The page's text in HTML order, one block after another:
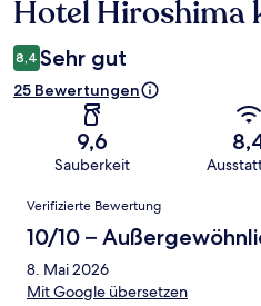
Hotel Hiroshima
8,4 Sehr gut
25 Bewertungen
9,6
Sauberkeit
Bewertungen
Verifizierte Bewertung
10/10 –
8. Mai 2026
Mit Google übersetzen